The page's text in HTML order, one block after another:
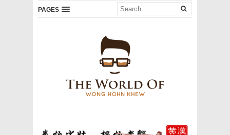
PAGES